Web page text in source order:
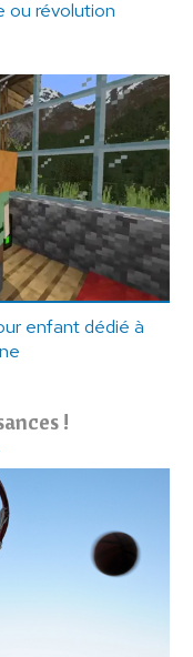
ou révolution
enfant dédié à
!